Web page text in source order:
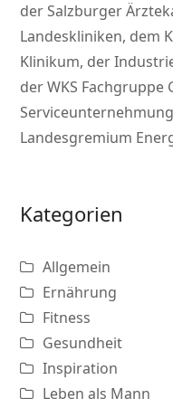
der Salzburger
Landeskliniken, dem
Klinikum, der
der WKS Fachgruppe
Landesgremium
Kategorien
Allgemein
Ernährung
Fitness
Gesundheit
Inspiration
Leben als Mann